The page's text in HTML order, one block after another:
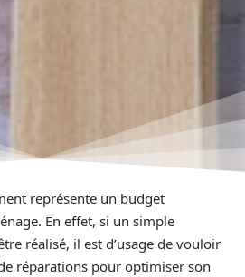
représente un budget
En effet, si un simple
réalisé, il est d’usage de vouloir
réparations pour optimiser son